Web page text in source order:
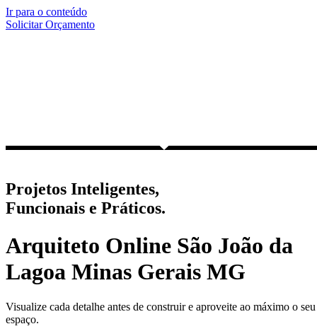
Ir para o conteúdo
Solicitar Orçamento
Projetos Inteligentes,
Funcionais e Práticos.
Arquiteto Online São João da
Lagoa Minas Gerais MG
Visualize cada detalhe antes de construir e aproveite ao máximo o seu
espaço.